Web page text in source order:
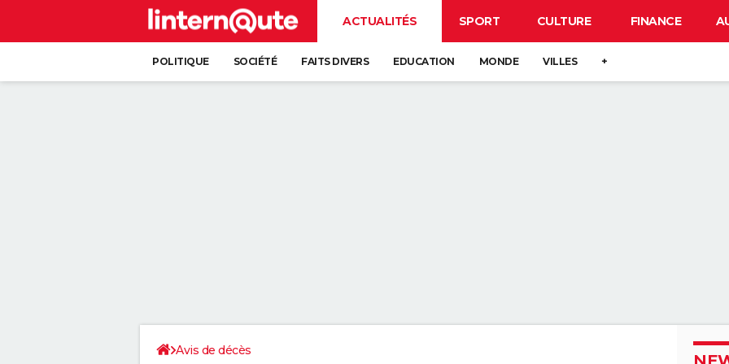
ACTUALITÉS SPORT CULTURE FINANCE
POLITIQUE SOCIÉTÉ FAITS DIVERS EDUCATION MONDE VILLES +
Avis de décès